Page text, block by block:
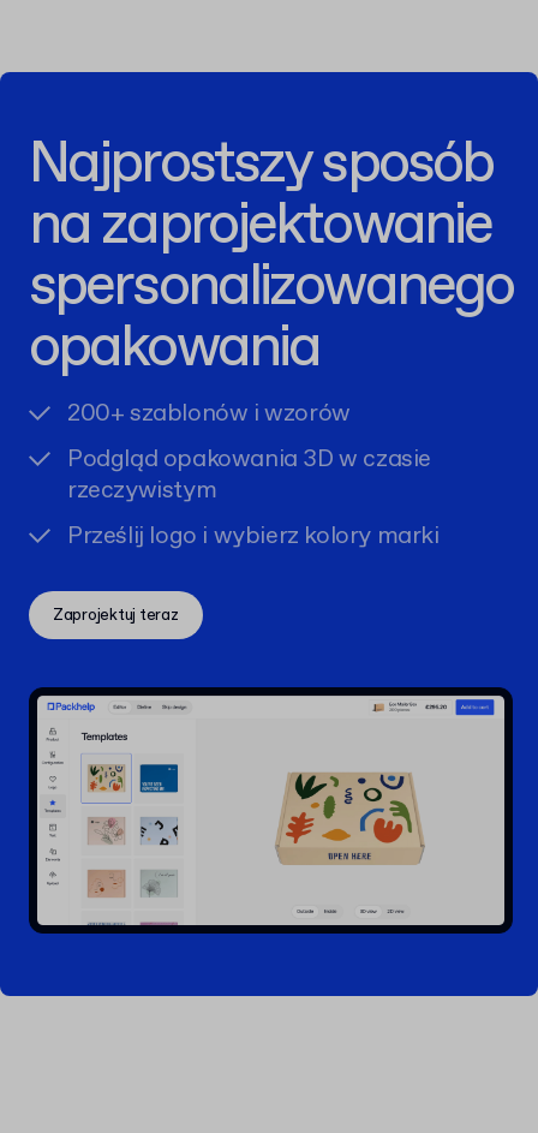
Najprostszy sposób
na zaprojektowanie
spersonalizowanego
opakowania
200+ szablonów i wzorów
Podgląd opakowania 3D w czasie
rzeczywistym
Prześlij logo i wybierz kolory marki
Zaprojektuj teraz